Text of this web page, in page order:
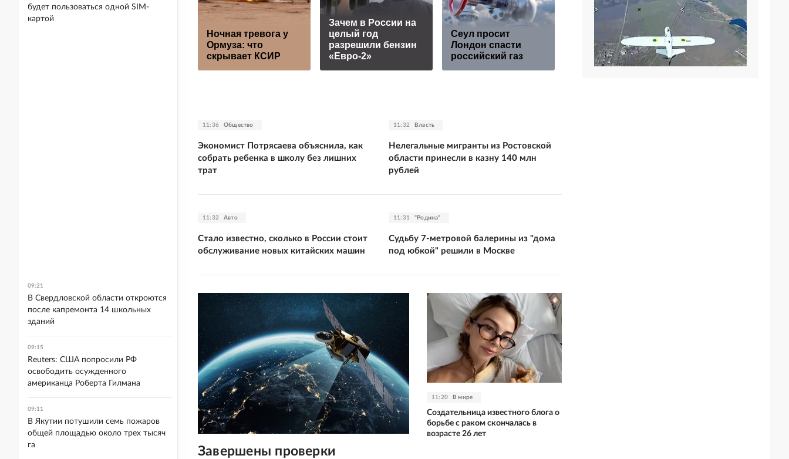
Ночная тревога у
Ормуза: что
скрывает КСИР
Зачем в России на
целый год
разрешили бензин
«Евро-2»
Сеул просит
Лондон спасти
российский газ
Экс-министр: «Зима
близко», а Украина
на пороховой бочке
Трамп
продемонстрирова
л безразличие к
ударам ВС РФ по
11:36 Общество
Экономист Потрясаева объяснила, как
собрать ребенка в школу без лишних
трат
11:32 Власть
Нелегальные мигранты из Ростовской
области принесли в казну 140 млн
рублей
11:32 Авто
Стало известно, сколько в России стоит
обслуживание новых китайских машин
11:31 "Родина"
Судьбу 7-метровой балерины из "дома
под юбкой" решили в Москве
Завершены проверки
11:20 В мире
Создательница известного блога о
борьбе с раком скончалась в
возрасте 26 лет
будет пользоваться одной SIM-
картой
09:21
В Свердловской области откроются
после капремонта 14 школьных
зданий
09:15
Reuters: США попросили РФ
освободить осужденного
американца Роберта Гилмана
09:11
В Якутии потушили семь пожаров
общей площадью около трех тысяч
га